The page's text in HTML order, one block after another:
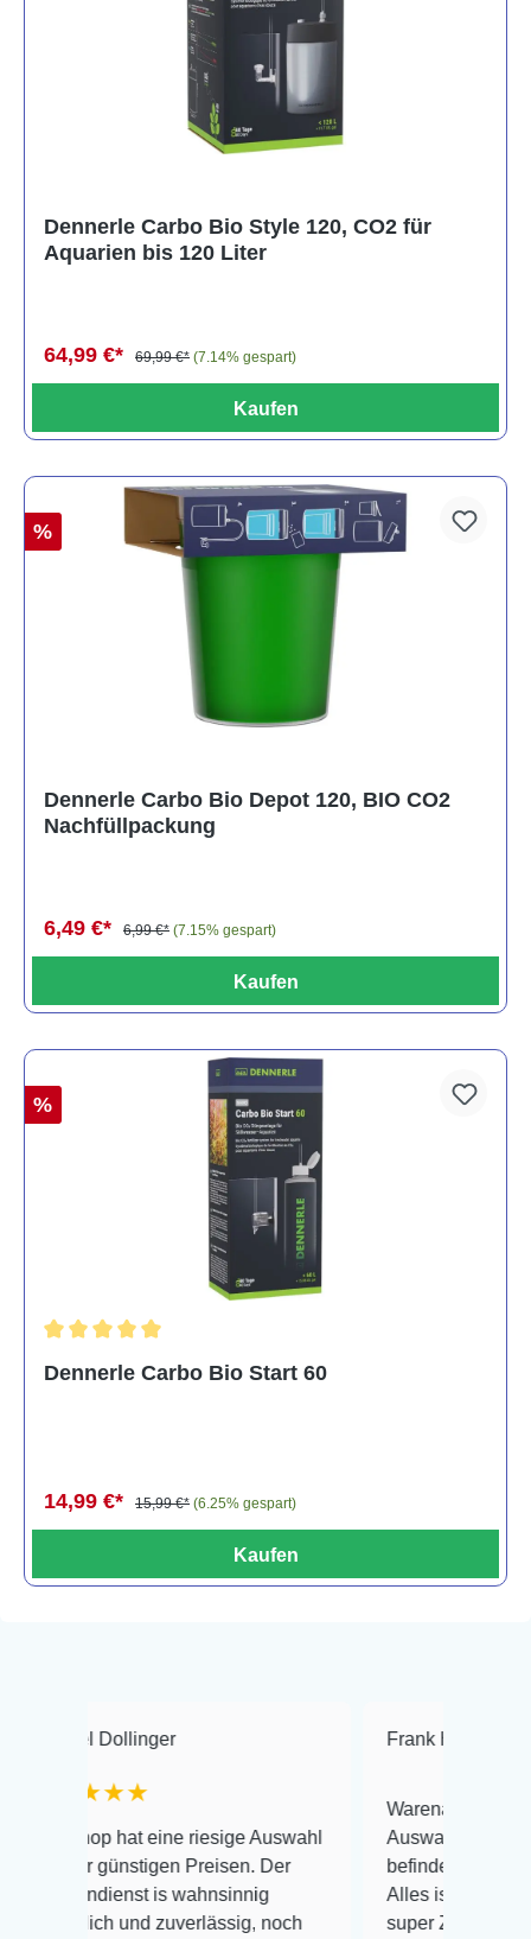
Dennerle Carbo Bio Style 120, CO2 für
Aquarien bis 120 Liter
64,99 €* 69,99 €* (7.14% gespart)
Kaufen
%
Dennerle Carbo Bio Depot 120, BIO CO2
Nachfüllpackung
6,49 €* 6,99 €* (7.15% gespart)
Kaufen
%
Dennerle Carbo Bio Start 60
14,99 €* 15,99 €* (6.25% gespart)
Kaufen
hat eine riesige Auswahl
Preisen. Der
is wahnsinnig
und zuverlässig, noch
Frank Hackmayer
Warenanlieferung Top und
Auswahl plus
befinden der Fische
Alles ist quick lebendig und
super Zustand. Gerne